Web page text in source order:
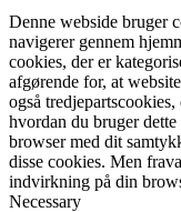
Denne webside bruger
navigerer gennem
cookies, der er
afgørende for, at
også
hvordan du bruger
browser med dit
disse cookies. Men
indvirkning på din
Necessary